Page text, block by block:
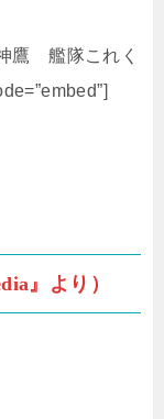
鷹 艦隊これく
』より）